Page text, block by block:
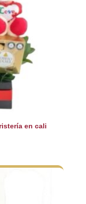
en cali